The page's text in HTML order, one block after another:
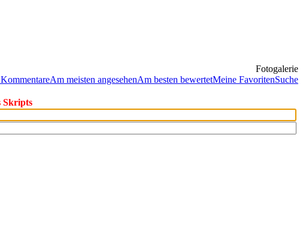
Fotogalerie
Am meisten angesehenAm besten bewertetMeine FavoritenSuche
Skripts